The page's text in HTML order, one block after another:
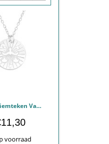
Dierenriemteken Van De Weegschaal - 925 sterling zilver Kettingen PCJW43940
voorraad